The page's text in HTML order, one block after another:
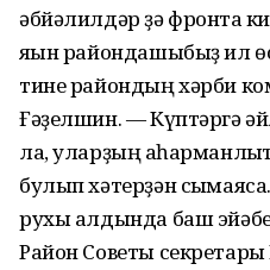
әбйәлилдәр ҙә фронтҡа
яҡын райондашыбыҙ ил
тине райондың хәрби
Ғәҙелшин. — Күптәргә
ла, уларҙың
булып хәтерҙән
рухы алдында баш
Район Советы